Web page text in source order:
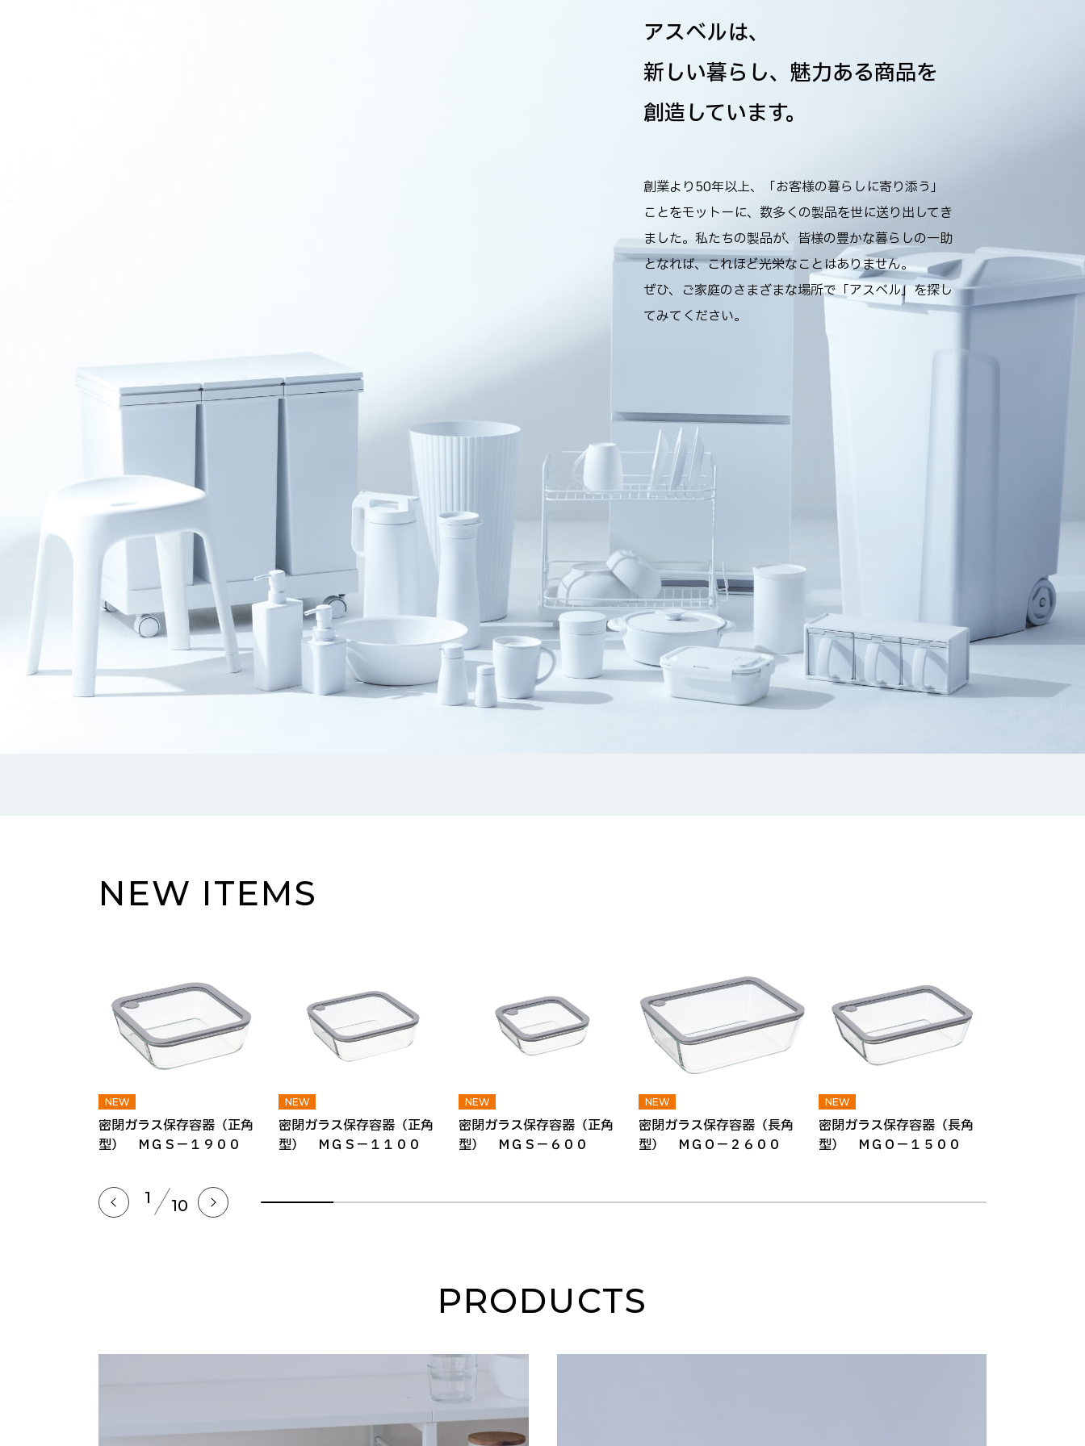
アスベルは、
新しい暮らし、魅力ある商品を
創造しています。
創業より50年以上、「お客様の暮らしに寄り添う」
ことをモットーに、数多くの製品を世に送り出してき
ました。私たちの製品が、皆様の豊かな暮らしの一助
となれば、これほど光栄なことはありません。
ぜひ、ご家庭のさまざまな場所で「アスベル」を探し
てみてください。
NEW ITEMS
密閉ガラス保存容器（正角
型） ＭＧＳ－１９００
密閉ガラス保存容器（正角
型） ＭＧＳ－１１００
密閉ガラス保存容器（正角
型） ＭＧＳ－６００
密閉ガラス保存容器（長角
型） ＭＧＯ－２６００
密閉ガラス保存容器（長角
型） ＭＧＯ－１５００
1 10
PRODUCTS